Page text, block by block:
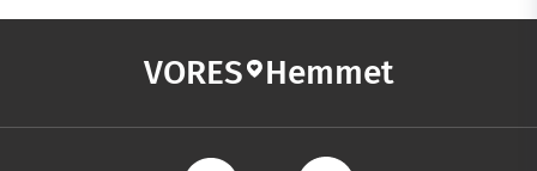
VORES Hemmet